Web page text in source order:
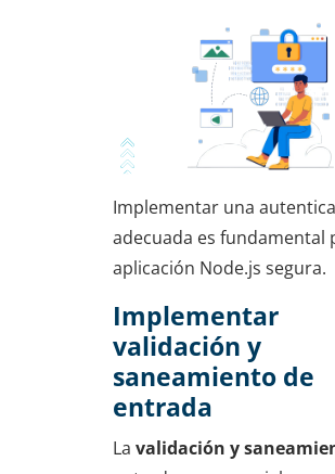
Implementar una
adecuada es fundamental
aplicación Node.js segura.
Implementar
validación y
saneamiento de
entrada
La validación y